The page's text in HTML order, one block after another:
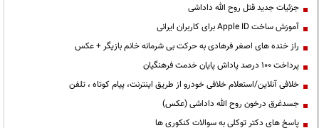
جزئیات جدید قتل روح الله داداشی
آموزش ساخت Apple ID برای کاربران ایرانی
راز خنده های اصغر فرهادی به حرکت بی شرمانه خانم بازیگر + عکس
پرداخت ۱۰۰ درصد پاداش پایان خدمت فرهنگیان
خلافی آنلاین/استعلام خلافی خودرو از طریق اینترنت، پیام کوتاه ، تلفن
جسدغرق درخون روح الله داداشی (عکس)
پاسخ های دکتر توکلی به سوالات کنکوری ها